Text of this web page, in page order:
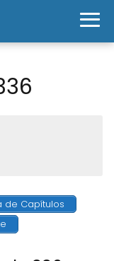
de Capítulos